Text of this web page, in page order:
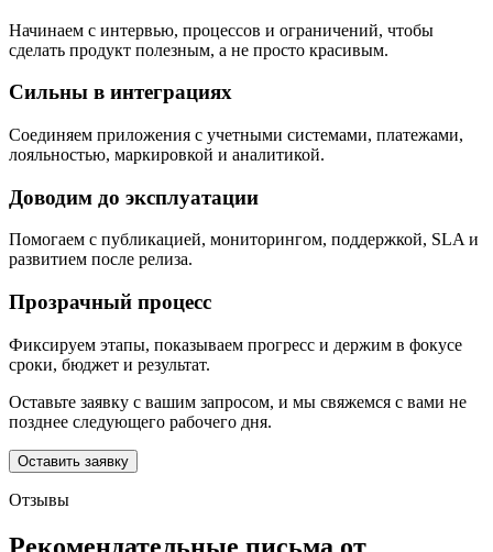
Начинаем с интервью, процессов и ограничений, чтобы
сделать продукт полезным, а не просто красивым.
Сильны в интеграциях
Соединяем приложения с учетными системами, платежами,
лояльностью, маркировкой и аналитикой.
Доводим до эксплуатации
Помогаем с публикацией, мониторингом, поддержкой, SLA и
развитием после релиза.
Прозрачный процесс
Фиксируем этапы, показываем прогресс и держим в фокусе
сроки, бюджет и результат.
Оставьте заявку с вашим запросом, и мы свяжемся с вами не
позднее следующего рабочего дня.
Оставить заявку
Отзывы